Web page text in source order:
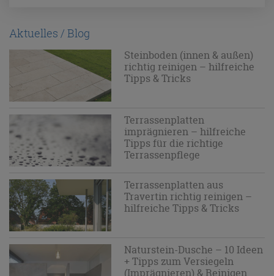
Aktuelles / Blog
Steinboden (innen & außen)
richtig reinigen – hilfreiche
Tipps & Tricks
Terrassenplatten
imprägnieren – hilfreiche
Tipps für die richtige
Terrassenpflege
Terrassenplatten aus
Travertin richtig reinigen –
hilfreiche Tipps & Tricks
Naturstein-Dusche – 10 Ideen
+ Tipps zum Versiegeln
(Imprägnieren) & Reinigen